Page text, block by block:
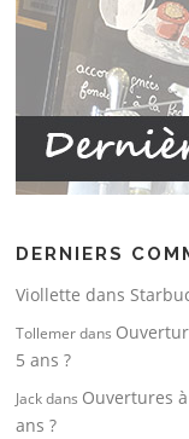
DERNIERS
Viollette dans
Tollemerdans
5 ans ?
Jackdans Ouvertures
ans ?